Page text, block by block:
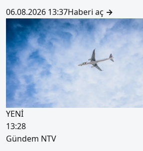
06.08.2026 13:37Haberi aç →
YENİ
13:28
Gündem NTV